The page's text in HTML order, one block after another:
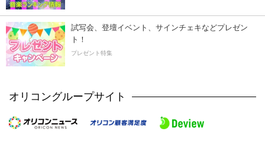
試写会、登壇イベント、サインチェキなどプレゼン
ト！
プレゼント特集
オリコングループサイト